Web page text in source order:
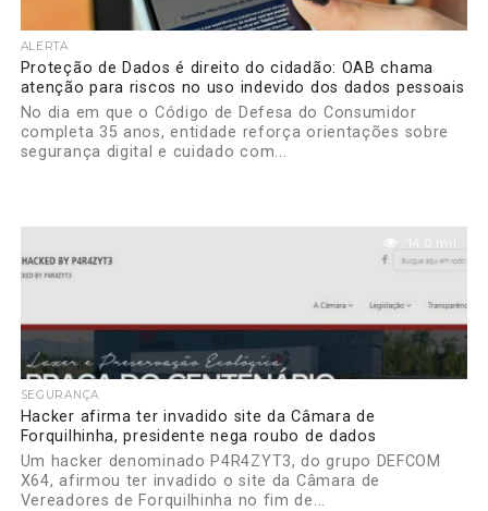
ALERTA
Proteção de Dados é direito do cidadão: OAB chama
atenção para riscos no uso indevido dos dados pessoais
No dia em que o Código de Defesa do Consumidor
completa 35 anos, entidade reforça orientações sobre
segurança digital e cuidado com...
14.0 mil
SEGURANÇA
Hacker afirma ter invadido site da Câmara de
Forquilhinha, presidente nega roubo de dados
Um hacker denominado P4R4ZYT3, do grupo DEFCOM
X64, afirmou ter invadido o site da Câmara de
Vereadores de Forquilhinha no fim de...